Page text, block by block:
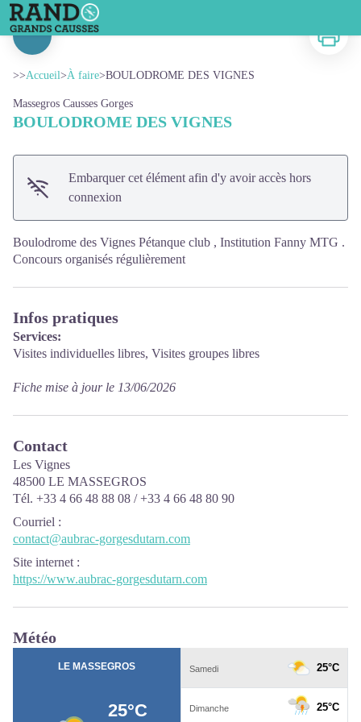
BOULODROME DES VIGNES
>>Accueil>À faire>BOULODROME DES VIGNES
Massegros Causses Gorges
BOULODROME DES VIGNES
Embarquer cet élément afin d'y avoir accès hors
connexion
Boulodrome des Vignes Pétanque club , Institution Fanny MTG .
Concours organisés régulièrement
Infos pratiques
Services:
Visites individuelles libres, Visites groupes libres
Fiche mise à jour le 13/06/2026
Contact
Les Vignes
48500 LE MASSEGROS
Tél. +33 4 66 48 88 08 / +33 4 66 48 80 90
Courriel :
contact@aubrac-gorgesdutarn.com
Site internet :
https://www.aubrac-gorgesdutarn.com
Météo